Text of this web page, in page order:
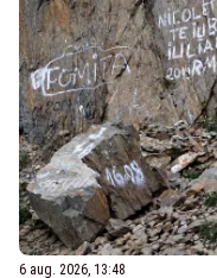
6 aug. 2026, 13:48